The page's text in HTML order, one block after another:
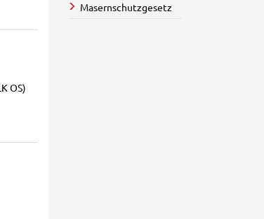
OS)
Masernschutzgesetz